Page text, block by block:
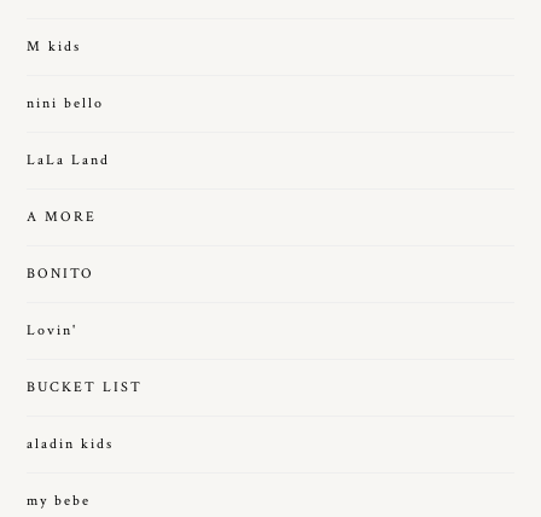
M kids
nini bello
LaLa Land
A MORE
BONITO
Lovin'
BUCKET LIST
aladin kids
my bebe